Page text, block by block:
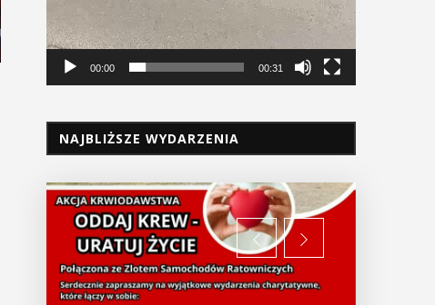
00:00 00:31
NAJBLIŻSZE WYDARZENIA